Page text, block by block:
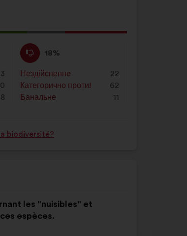
8
Проти
:
18%
Ця
пропозиція
була
оцінена
Нездійсненне
: 22
разів
Категорично проти!
: 62
разів
Банальне
: 11
разів
biodiversité?
les "nuisibles" et
espèces.